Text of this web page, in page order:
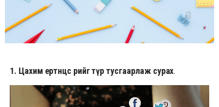
1. Цахим ертөнцөөс өөрийгөө түр тусгаарлаж сурах.